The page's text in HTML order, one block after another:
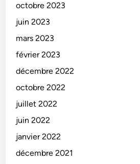
octobre 2023
juin 2023
mars 2023
février 2023
décembre 2022
octobre 2022
juillet 2022
juin 2022
janvier 2022
décembre 2021